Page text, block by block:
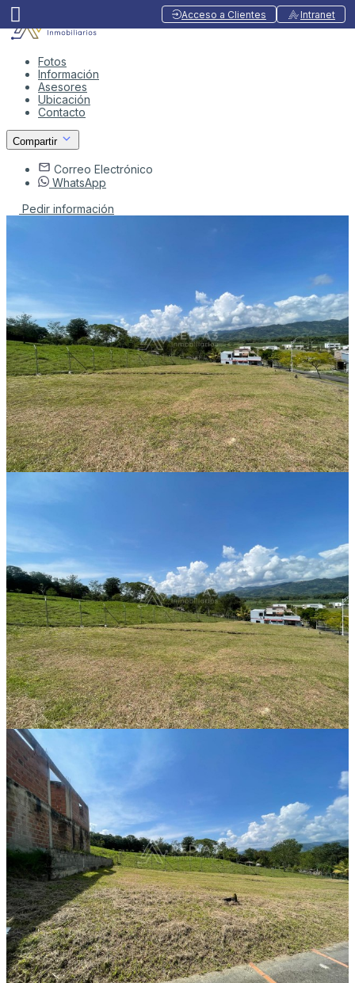
Acceso a Clientes Intranet
Fotos
Información
Asesores
Ubicación
Contacto
Compartir
Correo Electrónico
WhatsApp
Pedir información